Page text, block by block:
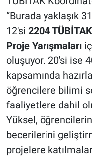
“Burada yaklaşık
12'si 2204
Proje Yarışmaları
oluşuyor. 20'si ise
kapsamında
öğrencilere bilimi
faaliyetlere dahil
Yüksel,
becerilerini
projelere